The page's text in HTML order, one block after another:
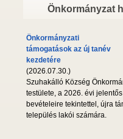
Önkormányzat
Önkormányzati
támogatások az új tanév
kezdetére
(2026.07.30.)
Szuhakálló Község
testülete, a 2026. évi
bevételeire tekintettel, újra
település lakói számára.